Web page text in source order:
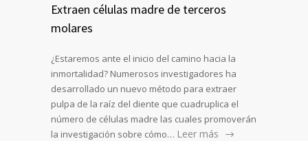
Extraen células madre de terceros
molares
¿Estaremos ante el inicio del camino hacia la
inmortalidad? Numerosos investigadores ha
desarrollado un nuevo método para extraer
pulpa de la raíz del diente que cuadruplica el
número de células madre las cuales promoverán
la investigación sobre cómo… Leer más